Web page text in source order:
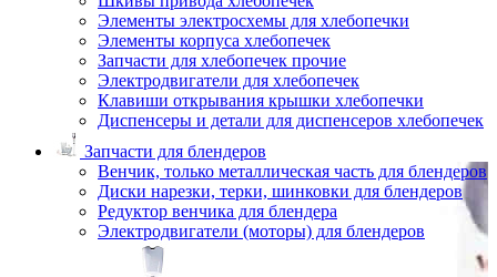
Элементы электросхемы для хлебопечки
Элементы корпуса хлебопечек
Запчасти для хлебопечек прочие
Электродвигатели для хлебопечек
Клавиши открывания крышки хлебопечки
Диспенсеры и детали для диспенсеров хлебопечек
Запчасти для блендеров
Венчик, только металлическая часть для блендеров
Диски нарезки, терки, шинковки для блендеров
Редуктор венчика для блендера
Электродвигатели (моторы) для блендеров